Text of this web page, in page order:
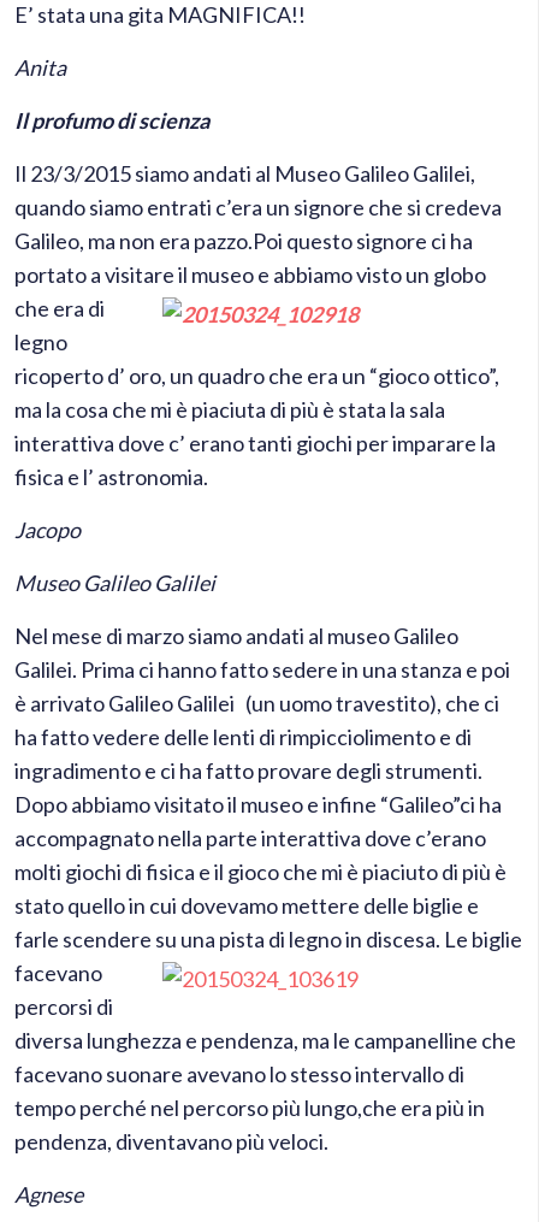
E’ stata una gita MAGNIFICA!!
Anita
Il profumo di scienza
Il 23/3/2015 siamo andati al Museo Galileo Galilei,
quando siamo entrati c’era un signore che si credeva
Galileo, ma non era pazzo.Poi questo signore ci ha
portato a visitare il museo e abbiamo visto un globo
che era di
legno
ricoperto d’ oro, un quadro che era un “gioco ottico”,
ma la cosa che mi è piaciuta di più è stata la sala
interattiva dove c’ erano tanti giochi per imparare la
fisica e l’ astronomia.
Jacopo
Museo Galileo Galilei
Nel mese di marzo siamo andati al museo Galileo
Galilei. Prima ci hanno fatto sedere in una stanza e poi
è arrivato Galileo Galilei (un uomo travestito), che ci
ha fatto vedere delle lenti di rimpicciolimento e di
ingradimento e ci ha fatto provare degli strumenti.
Dopo abbiamo visitato il museo e infine “Galileo”ci ha
accompagnato nella parte interattiva dove c’erano
molti giochi di fisica e il gioco che mi è piaciuto di più è
stato quello in cui dovevamo mettere delle biglie e
farle scendere su una pista di legno in discesa. Le biglie
facevano
percorsi di
diversa lunghezza e pendenza, ma le campanelline che
facevano suonare avevano lo stesso intervallo di
tempo perché nel percorso più lungo,che era più in
pendenza, diventavano più veloci.
Agnese